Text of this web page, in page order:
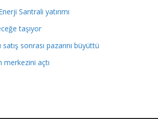
Santrali yatırımı
taşıyor
sonrası pazarını büyüttü
merkezini açtı